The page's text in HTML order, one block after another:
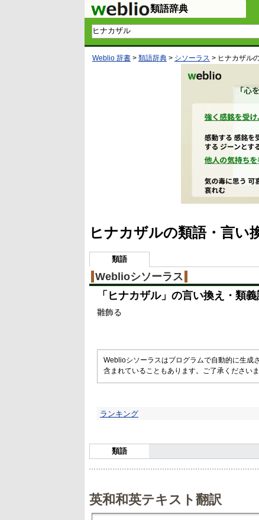
類語辞典
Weblio 辞書 > 類語辞典 > シソーラス > ヒナカザル
ヒナカザルの類語・言い
類語
Weblioシソーラス
「 ヒナカザル」の言い換え・類義
雛飾る
Weblioシソーラスはプログラムで自動的に生成
含まれていることもあります。ご了承ください
ランキング
類語
英和和英テキスト翻訳